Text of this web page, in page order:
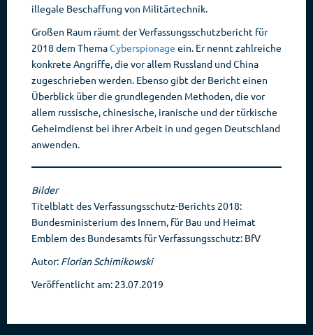
illegale Beschaffung von Militärtechnik.
Großen Raum räumt der Verfassungsschutzbericht für
2018 dem ThemaCyberspionage ein. Er nennt zahlreiche
konkrete Angriffe, die vor allem Russland und China
zugeschrieben werden. Ebenso gibt der Bericht einen
Überblick über die grundlegenden Methoden, die vor
allem russische, chinesische, iranische und der türkische
Geheimdienst bei ihrer Arbeit in und gegen Deutschland
anwenden.
Bilder
Titelblatt des Verfassungsschutz-Berichts 2018:
Bundesministerium des Innern, für Bau und Heimat
Emblem des Bundesamts für Verfassungsschutz: BfV
Autor: Florian Schimikowski
Veröffentlicht am: 23.07.2019